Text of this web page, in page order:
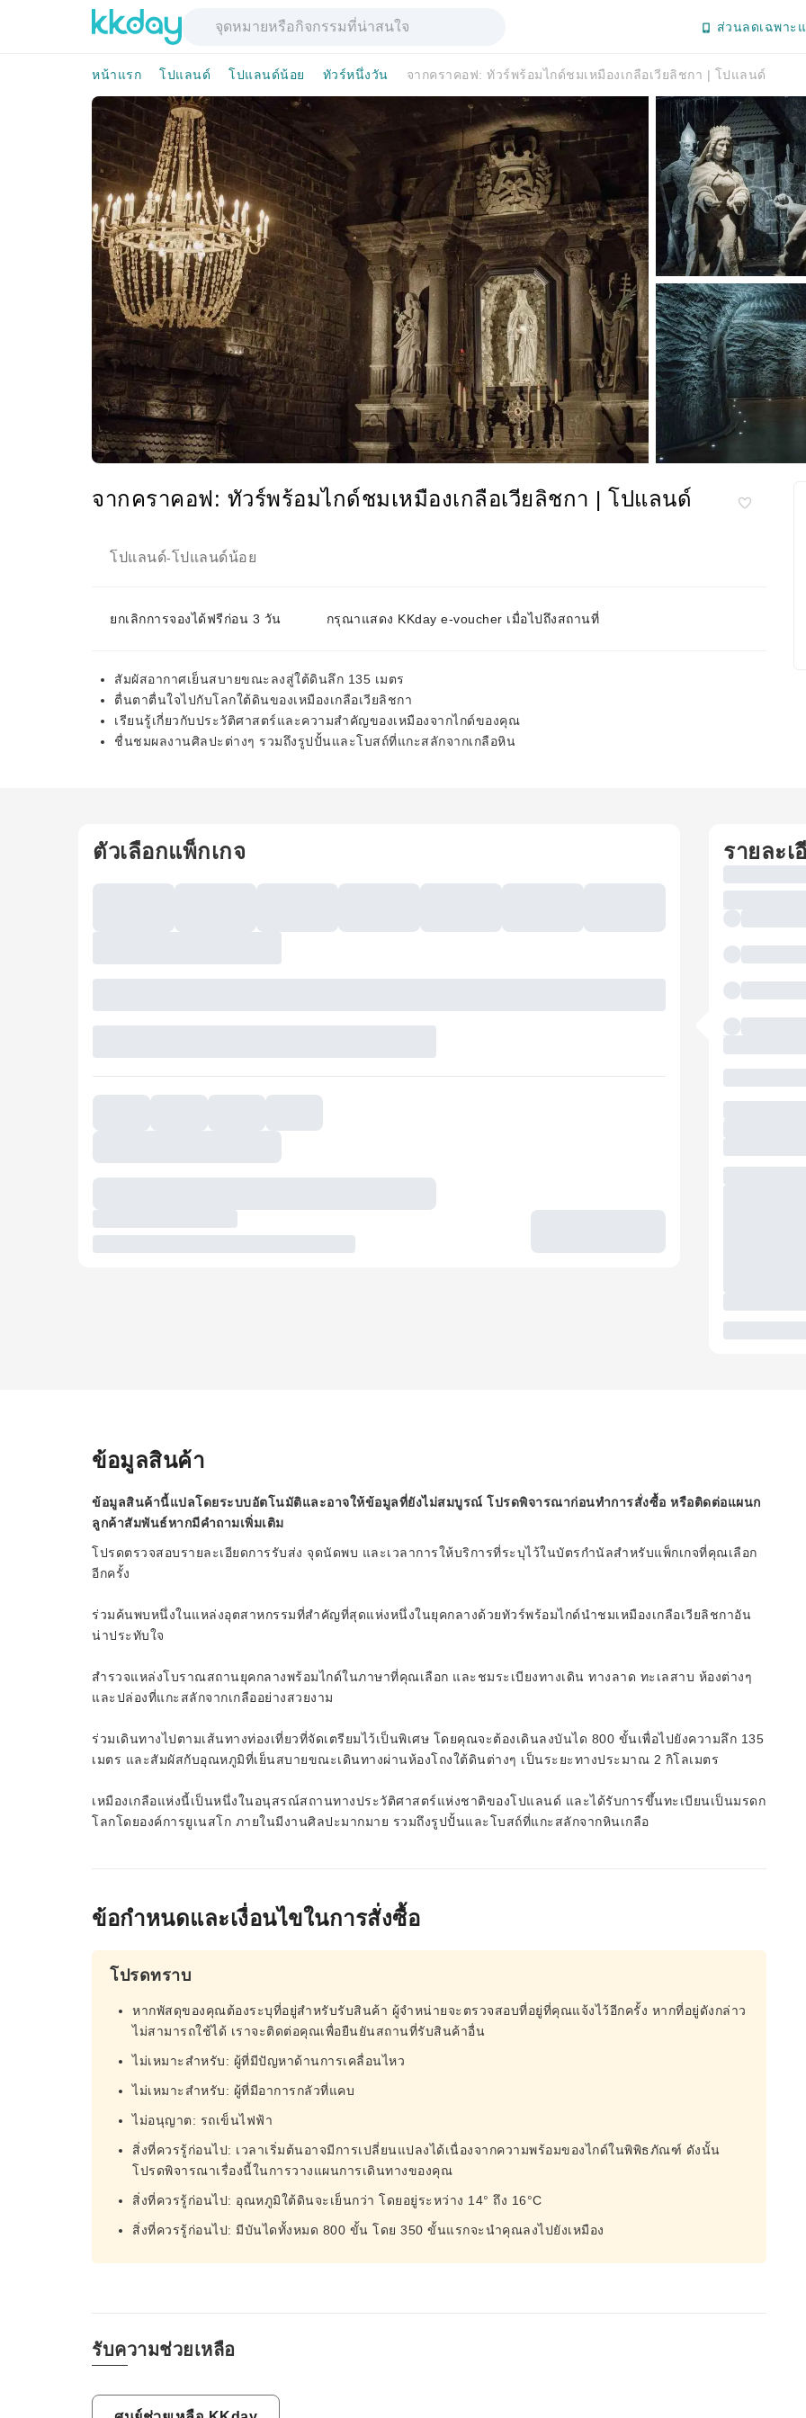
ส่วนลดเฉพาะ
หน้าแรก โปแลนด์ โปแลนด์น้อย ทัวร์หนึ่งวัน จากคราคอฟ: ทัวร์พร้อมไกด์ชมเหมืองเกลือเวียลิชกา | โปแลนด์
จากคราคอฟ: ทัวร์พร้อมไกด์ชมเหมืองเกลือเวียลิชกา | โปแลนด์
โปแลนด์-โปแลนด์น้อย
ยกเลิกการจองได้ฟรีก่อน 3 วัน กรุณาแสดง KKday e-voucher เมื่อไปถึงสถานที่
สัมผัสอากาศเย็นสบายขณะลงสู่ใต้ดินลึก 135 เมตร
ตื่นตาตื่นใจไปกับโลกใต้ดินของเหมืองเกลือเวียลิชกา
เรียนรู้เกี่ยวกับประวัติศาสตร์และความสำคัญของเหมืองจากไกด์ของคุณ
ชื่นชมผลงานศิลปะต่างๆ รวมถึงรูปปั้นและโบสถ์ที่แกะสลักจากเกลือหิน
ตัวเลือกแพ็กเกจ รายละเ
ข้อมูลสินค้า
ข้อมูลสินค้านี้แปลโดยระบบอัตโนมัติและอาจให้ข้อมูลที่ยังไม่สมบูรณ์ โปรดพิจารณาก่อนทำการสั่งซื้อ หรือติดต่อแผนก
ลูกค้าสัมพันธ์หากมีคำถามเพิ่มเติม
โปรดตรวจสอบรายละเอียดการรับส่ง จุดนัดพบ และเวลาการให้บริการที่ระบุไว้ในบัตรกำนัลสำหรับแพ็กเกจที่คุณเลือก
อีกครั้ง
ร่วมค้นพบหนึ่งในแหล่งอุตสาหกรรมที่สำคัญที่สุดแห่งหนึ่งในยุคกลางด้วยทัวร์พร้อมไกด์นำชมเหมืองเกลือเวียลิชกาอัน
น่าประทับใจ
สำรวจแหล่งโบราณสถานยุคกลางพร้อมไกด์ในภาษาที่คุณเลือก และชมระเบียงทางเดิน ทางลาด ทะเลสาบ ห้องต่างๆ
และปล่องที่แกะสลักจากเกลืออย่างสวยงาม
ร่วมเดินทางไปตามเส้นทางท่องเที่ยวที่จัดเตรียมไว้เป็นพิเศษ โดยคุณจะต้องเดินลงบันได 800 ขั้นเพื่อไปยังความลึก 135
เมตร และสัมผัสกับอุณหภูมิที่เย็นสบายขณะเดินทางผ่านห้องโถงใต้ดินต่างๆ เป็นระยะทางประมาณ 2 กิโลเมตร
เหมืองเกลือแห่งนี้เป็นหนึ่งในอนุสรณ์สถานทางประวัติศาสตร์แห่งชาติของโปแลนด์ และได้รับการขึ้นทะเบียนเป็นมรดก
โลกโดยองค์การยูเนสโก ภายในมีงานศิลปะมากมาย รวมถึงรูปปั้นและโบสถ์ที่แกะสลักจากหินเกลือ
ข้อกำหนดและเงื่อนไขในการสั่งซื้อ
โปรดทราบ
หากพัสดุของคุณต้องระบุที่อยู่สำหรับรับสินค้า ผู้จำหน่ายจะตรวจสอบที่อยู่ที่คุณแจ้งไว้อีกครั้ง หากที่อยู่ดังกล่าว
ไม่สามารถใช้ได้ เราจะติดต่อคุณเพื่อยืนยันสถานที่รับสินค้าอื่น
ไม่เหมาะสำหรับ: ผู้ที่มีปัญหาด้านการเคลื่อนไหว
ไม่เหมาะสำหรับ: ผู้ที่มีอาการกลัวที่แคบ
ไม่อนุญาต: รถเข็นไฟฟ้า
สิ่งที่ควรรู้ก่อนไป: เวลาเริ่มต้นอาจมีการเปลี่ยนแปลงได้เนื่องจากความพร้อมของไกด์ในพิพิธภัณฑ์ ดังนั้น
โปรดพิจารณาเรื่องนี้ในการวางแผนการเดินทางของคุณ
สิ่งที่ควรรู้ก่อนไป: อุณหภูมิใต้ดินจะเย็นกว่า โดยอยู่ระหว่าง 14° ถึง 16°C
สิ่งที่ควรรู้ก่อนไป: มีบันไดทั้งหมด 800 ขั้น โดย 350 ขั้นแรกจะนำคุณลงไปยังเหมือง
รับความช่วยเหลือ